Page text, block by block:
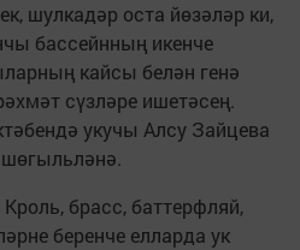
шулкадәр оста йөзәләр ки,
бассейнның икенче
кайсы белән генә
сүзләре ишетәсең.
укучы Алсу Зайцева
брасс, баттерфляй,
беренче елларда ук